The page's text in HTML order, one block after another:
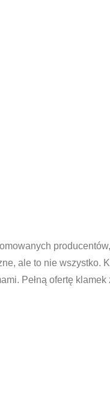
ale to nie
Pełną ofertę